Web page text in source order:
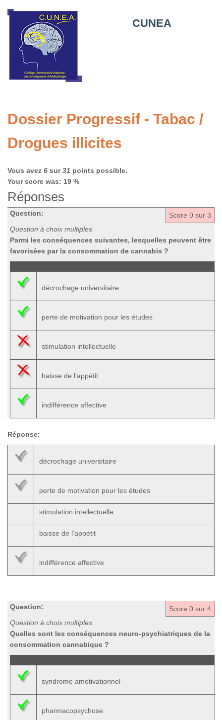
CUNEA
Dossier Progressif - Tabac /
Drogues illicites
Vous avez 6 sur31 points possible.
Your score was: 19 %
Réponses
Score 0 sur 3
Question:
Question à choix multiples
Parmi les conséquences suivantes, lesquelles peuvent être
favorisées par la consommation de cannabis ?
décrochage universitaire
perte de motivation pour les études
stimulation intellectuelle
baisse de l'appétit
indifférence affective
Réponse:
décrochage universitaire
perte de motivation pour les études
stimulation intellectuelle
baisse de l'appétit
indifférence affective
Score 0 sur 4
Question:
Question à choix multiples
Quelles sont les conséquences neuro-psychiatriques de la
consommation cannabique ?
syndrome amotivationnel
pharmacopsychose